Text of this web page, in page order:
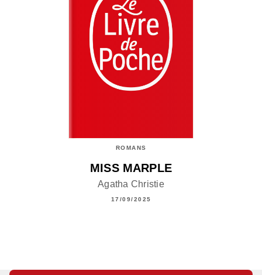
ROMANS
MISS MARPLE
Agatha Christie
17/09/2025